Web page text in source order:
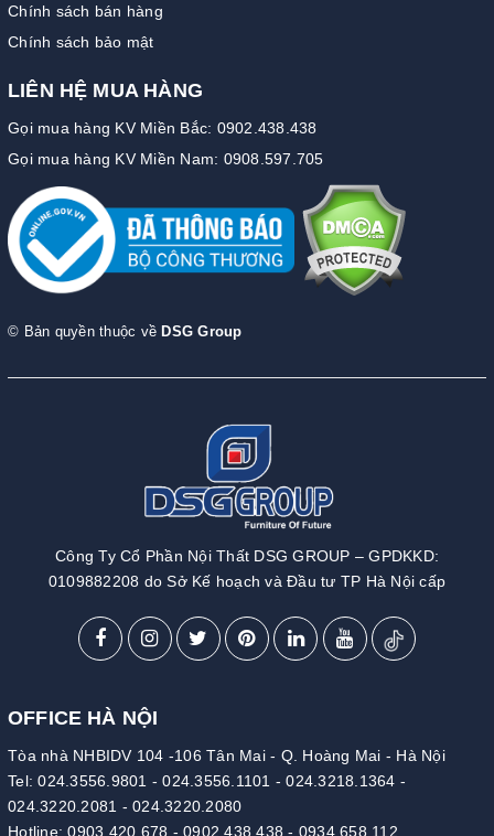
Chính sách bán hàng
Chính sách bảo mật
LIÊN HỆ MUA HÀNG
Gọi mua hàng KV Miền Bắc: 0902.438.438
Gọi mua hàng KV Miền Nam: 0908.597.705
© Bản quyền thuộc về DSG Group
Công Ty Cổ Phần Nội Thất DSG GROUP – GPDKKD:
0109882208 do Sở Kế hoạch và Đầu tư TP Hà Nội cấp
OFFICE HÀ NỘI
Tòa nhà NHBIDV 104 -106 Tân Mai - Q. Hoàng Mai - Hà Nội
Tel:024.3556.9801 -024.3556.1101 -024.3218.1364 -
024.3220.2081 - 024.3220.2080
Hotline:0903 420 678 - 0902 438 438 - 0934 658 112